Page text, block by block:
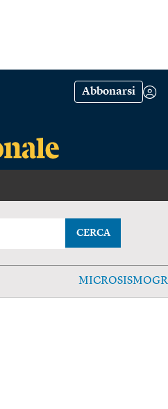
Abbonarsi
CERCA